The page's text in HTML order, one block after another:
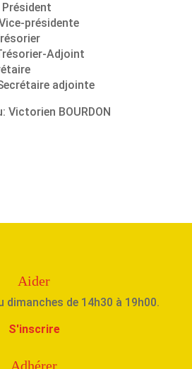
Président
présidente
Adjoint
adjointe
Victorien BOURDON
Aider
dimanches de 14h30 à 19h00.
S'inscrire
Adhérer